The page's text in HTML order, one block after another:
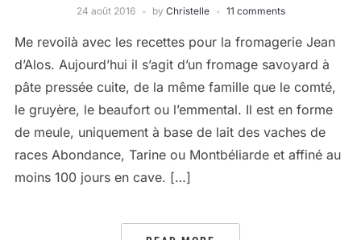
24 août 2016 by Christelle 11 comments
Me revoilà avec les recettes pour la fromagerie Jean
d’Alos. Aujourd’hui il s’agit d’un fromage savoyard à
pâte pressée cuite, de la même famille que le comté,
le gruyère, le beaufort ou l’emmental. Il est en forme
de meule, uniquement à base de lait des vaches de
races Abondance, Tarine ou Montbéliarde et affiné au
moins 100 jours en cave. […]